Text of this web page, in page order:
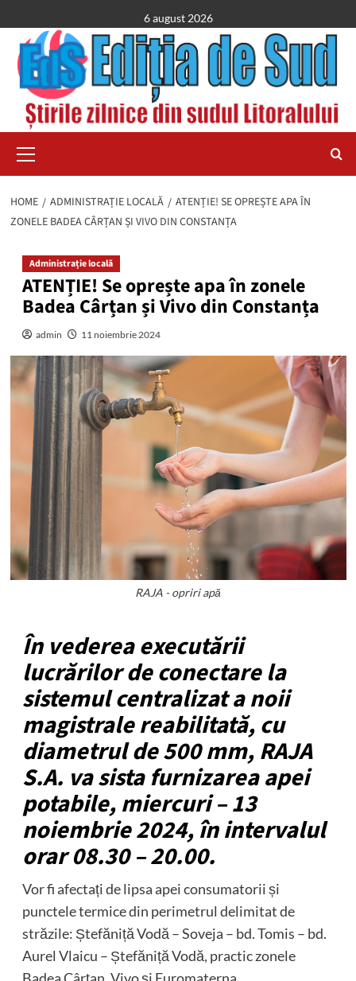
to
content
6 august 2026
Menu
HOME ADMINISTRAȚIE LOCALĂ
ATENȚIE! SE OPREȘTE APA ÎN
ZONELE BADEA CÂRȚAN ȘI VIVO DIN CONSTANȚA
Administrație locală
ATENȚIE! Se oprește apa în zonele
Badea Cârțan și Vivo din Constanța
admin 11 noiembrie 2024
RAJA - opriri apă
În vederea executării
lucrărilor de conectare la
sistemul centralizat a noii
magistrale reabilitată, cu
diametrul de 500 mm, RAJA
S.A. va sista furnizarea apei
potabile, miercuri – 13
noiembrie 2024, în intervalul
orar 08.30 – 20.00.
Vor fi afectați de lipsa apei consumatorii și
punctele termice din perimetrul delimitat de
străzile: Ștefăniță Vodă – Soveja – bd. Tomis – bd.
Aurel Vlaicu – Ștefăniță Vodă, practic zonele